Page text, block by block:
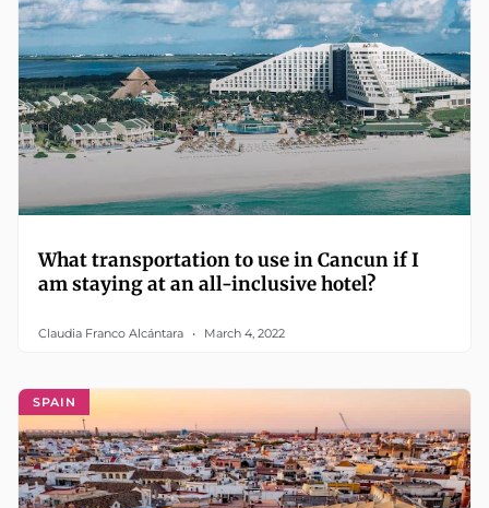
What transportation to use in Cancun if I
am staying at an all-inclusive hotel?
Claudia Franco Alcántara March 4, 2022
SPAIN